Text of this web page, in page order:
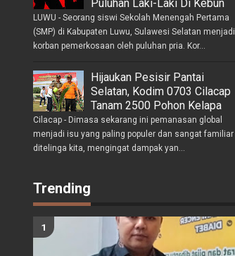
Puluhan Laki-Laki Di Kebun
LUWU - Seorang siswi Sekolah Menengah Pertama
(SMP) di Kabupaten Luwu, Sulawesi Selatan menjadi
korban pemerkosaan oleh puluhan pria. Kor...
Hijaukan Pesisir Pantai
Selatan, Kodim 0703 Cilacap
Tanam 2500 Pohon Kelapa
Cilacap - Dimasa sekarang ini pemanasan global
menjadi isu yang paling populer dan sangat familiar
ditelinga kita, mengingat dampak yan...
Trending